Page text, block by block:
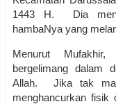
1443 H. Dia
hambaNya yang
Menurut
bergelimang dalam
Allah. Jika tak
menghancurkan fisik